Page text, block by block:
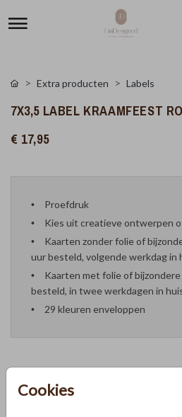
Cookies
Extra producten Labels
7X3,5 LABEL KRAAMFEEST
€ 17,95
Proefdruk
Kies uit creatieve ontwerpen
Kaarten zonder folie of
uur besteld, volgende werkdag in
Kaarten met folie of
besteld, in twee werkdagen in
29 kleuren enveloppen
Prijzen